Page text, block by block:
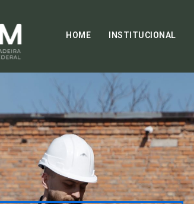
HOME INSTITUCIONAL